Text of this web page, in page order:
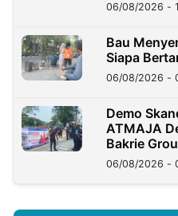
06/08/2026 -
Bau
Siapa
06/08/2026 -
Demo
ATMAJA
Bakrie
06/08/2026 -